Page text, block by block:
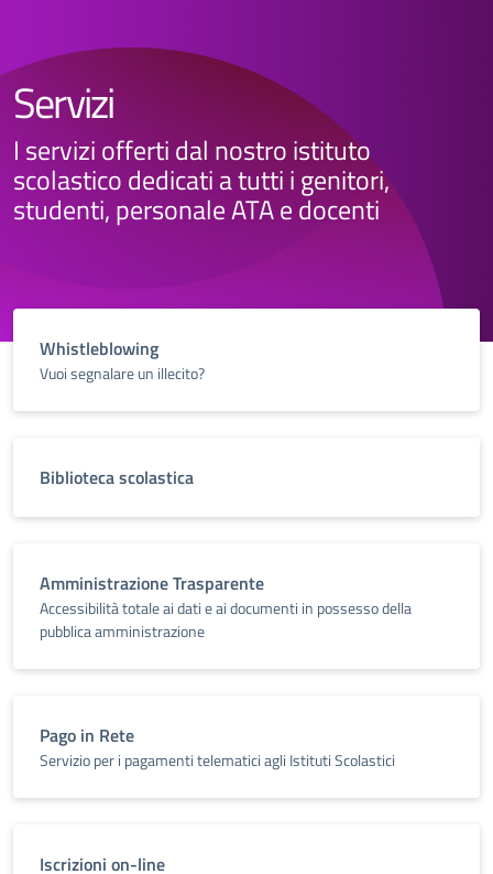
Servizi
I servizi offerti dal nostro istituto
scolastico dedicati a tutti i genitori,
studenti, personale ATA e docenti
Whistleblowing
Vuoi segnalare un illecito?
Biblioteca scolastica
Amministrazione Trasparente
Accessibilità totale ai dati e ai documenti in possesso della
pubblica amministrazione
Pago in Rete
Servizio per i pagamenti telematici agli Istituti Scolastici
Iscrizioni on-line